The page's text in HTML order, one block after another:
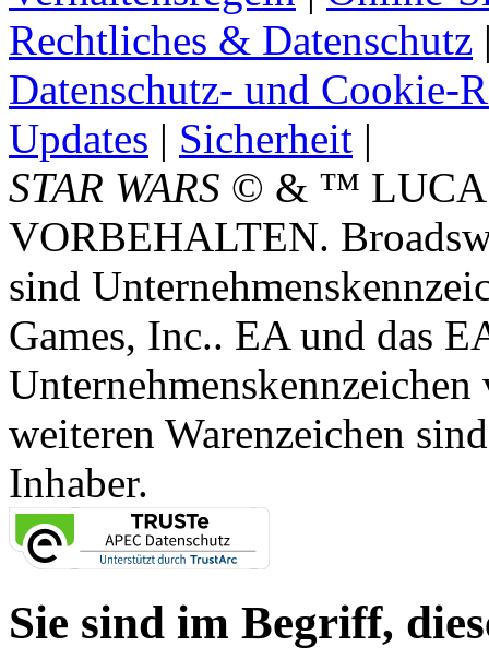
Rechtliches & Datenschutz
Datenschutz- und Cookie-
Updates | Sicherheit |
STAR WARS © & ™
VORBEHALTEN.
sind
Games, Inc.. EA und das
weiteren Warenzeichen
Inhaber.
Sie sind im Begriff,